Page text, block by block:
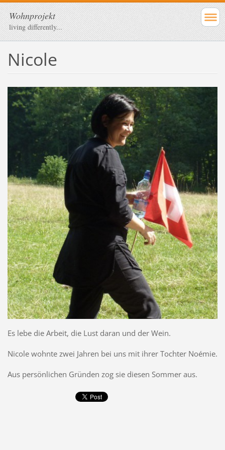
Wohnprojekt
living differently...
Nicole
Es lebe die Arbeit, die Lust daran und der Wein.
Nicole wohnte zwei Jahren bei uns mit ihrer Tochter Noémie.
Aus persönlichen Gründen zog sie diesen Sommer aus.